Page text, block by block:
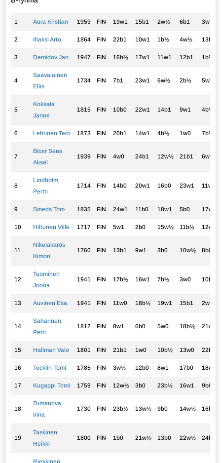
1 Aura Kristian 1959 FIN 19w1 15b1 2w½ 6b1 3w½
2 Ihaksi Arto 1864 FIN 22b1 10w1 1b½ 4w½ 13b1
3 Demidov Jan 1947 FIN 16b½ 17w1 11w1 12b1 1b½
4
Saavalainen
Ellis
1734 FIN 7b1 23w1 6w½ 2b½ 5w½
5
Kokkala
Janne
1815 FIN 10b0 22w1 14b1 9w1 4b½
6 Lehtinen Tero 1873 FIN 20b1 14w1 4b½ 1w0 7b½
7
Bicer Sena
Aksel
1939 FIN 4w0 24b1 12w½ 21b1 6w½
8
Lindholm
Pertti
1714 FIN 14b0 20w1 16b0 23w1 11w1
9 Smeds Tom 1835 FIN 24w1 11b0 18w1 5b0 17w1
10 Hiltunen Ville 1717 FIN 5w1 2b0 15w½ 11b½ 12w½
11
Nikolakaros
Kimon
1760 FIN 13b1 9w1 3b0 10w½ 8b0
12
Tuominen
Joona
1941 FIN 17b½ 16w1 7b½ 3w0 10b½
13 Auvinen Esa 1941 FIN 11w0 18b½ 19w1 15b1 2w0
14
Saharinen
Petri
1812 FIN 8w1 6b0 5w0 18b½ 21w1
15 Hallman Valo 1801 FIN 21b1 1w0 10b½ 13w0 22b1
16 Tocklin Tomi 1785 FIN 3w½ 12b0 8w1 17b0 18w½
17 Kugappi Tomi 1759 FIN 12w½ 3b0 23b½ 16w1 9b0
18
Tumanova
Irina
1730 FIN 23b½ 13w½ 9b0 14w½ 16b½
19
Taskinen
Heikki
1800 FIN 1b0 21w½ 13b0 22w½ 24b1
Riekkinen